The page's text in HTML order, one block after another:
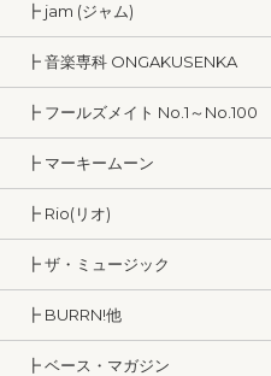
┣ jam (ジャム)
┣ 音楽専科 ONGAKUSENKA
┣ フールズメイト No.1～No.100
┣ マーキームーン
┣ Rio(リオ)
┣ ザ・ミュージック
┣ BURRN!他
┣ ベース・マガジン